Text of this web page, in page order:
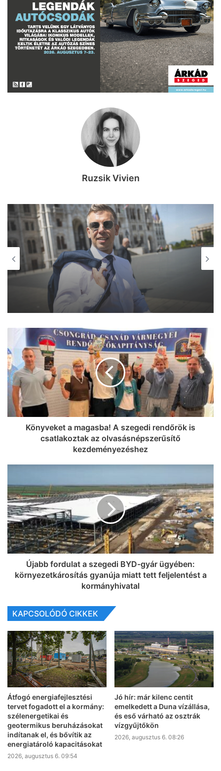
Ruzsik Vivien
KÖZÉLET
2026, augusztus 7. 15:00
Szíjjártó Péter BYD-ügyét már a
Budapesti Rendőr-főkapitányság
vizsgálja
Könyveket a magasba! A szegedi rendőrök is
csatlakoztak az olvasásnépszerűsítő
kezdeményezéshez
Újabb fordulat a szegedi BYD-gyár ügyében:
környezetkárosítás gyanúja miatt tett feljelentést a
kormányhivatal
KAPCSOLÓDÓ CIKKEK
Átfogó energiafejlesztési
tervet fogadott el a kormány:
szélenergetikai és
geotermikus beruházásokat
indítanak el, és bővítik az
energiatároló kapacitásokat
2026, augusztus 6. 09:54
Jó hír: már kilenc centit
emelkedett a Duna vízállása,
és eső várható az osztrák
vízgyűjtőkön
2026, augusztus 6. 08:26